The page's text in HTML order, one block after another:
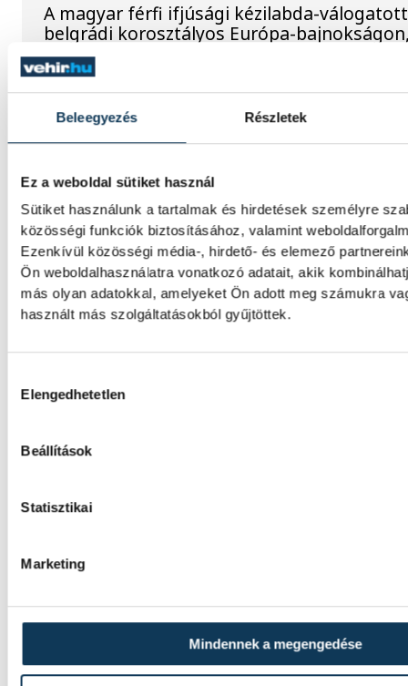
Beleegyezés Részletek
Ez a weboldal sütiket használ
Sütiket használunk a tartalmak és hirdetések személyre
közösségi funkciók biztosításához, valamint
Ezenkívül közösségi média-, hirdető- és elemező
Ön weboldalhasználatra vonatkozó adatait, akik
más olyan adatokkal, amelyeket Ön adott meg számukra
használt más szolgáltatásokból gyűjtöttek.
Elengedhetetlen
Beállítások
Statisztikai
Marketing
Mindennek a megengedése
A magyar férfi ifjúsági kézilabda-
belgrádi korosztályos Európa-
re kikapott Izlandtól a vasárnapi
Atlétikai Eb: reális
utazik Birminghambe az 51
magyar csapat
Nagy létszámmal, egyúttal reális
magyar csapat a hétfőn kezdődő
atlétikai Európa-bajnokságra.
különleges helyszín
Két évvel ezelőtti olimpiai győzelme miatt
medencés úszóversenyeken pedig az
Meghalt egy versenyző egy
Meghalt egy versenyző a nagyatádi
elnevezésű nyílt nemzetközi
a szervezők vasárnap az esemény